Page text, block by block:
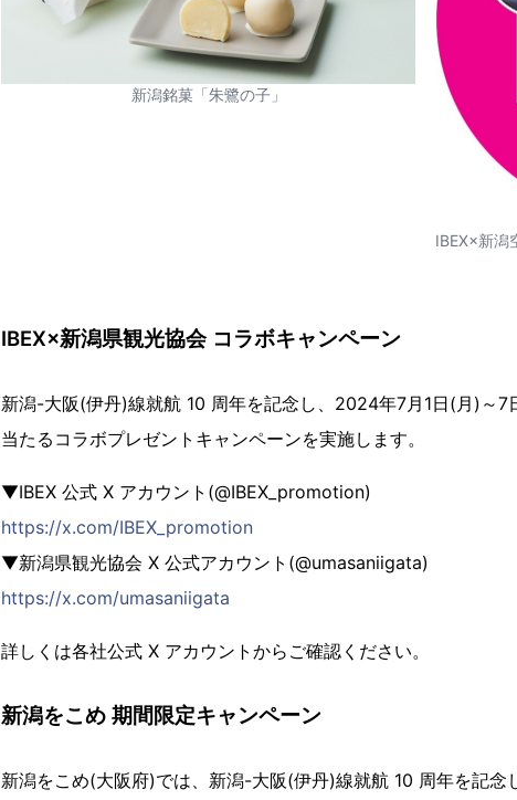
新潟銘菓「朱鷺の子」
IBEX×新潟
IBEX×新潟県観光協会 コラボキャンペーン
新潟-大阪(伊丹)線就航 10 周年を記念し、2024年7月1日(月)～
当たるコラボプレゼントキャンペーンを実施します。
▼IBEX 公式 X アカウント(@IBEX_promotion)
https://x.com/IBEX_promotion
▼新潟県観光協会 X 公式アカウント(@umasaniigata)
https://x.com/umasaniigata
詳しくは各社公式 X アカウントからご確認ください。
新潟をこめ 期間限定キャンペーン
新潟をこめ(大阪府)では、新潟-大阪(伊丹)線就航 10 周年を記